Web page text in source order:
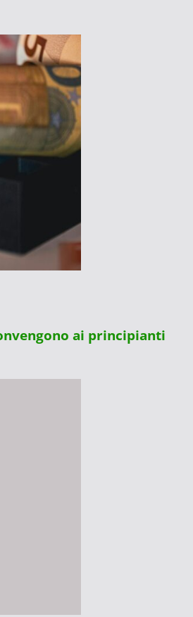
ai principianti